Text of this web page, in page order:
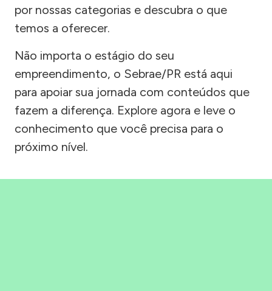
por nossas categorias e descubra o que
temos a oferecer.
Não importa o estágio do seu
empreendimento, o Sebrae/PR está aqui
para apoiar sua jornada com conteúdos que
fazem a diferença. Explore agora e leve o
conhecimento que você precisa para o
próximo nível.